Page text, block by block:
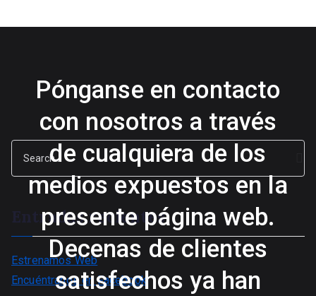
Pónganse en contacto
con nosotros a través
de cualquiera de los
medios expuestos en la
presente página web.
Decenas de clientes
satisfechos ya han
r
Entradas recientes
Estrenamos Web
Encuéntranos en Facebook